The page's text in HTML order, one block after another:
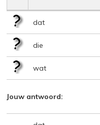
dat
die
wat
Jouw antwoord: